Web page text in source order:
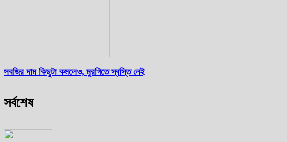
সবজির দাম কিছুটা কমলেও, মুরগিতে স্বস্তি নেই
সর্বশেষ